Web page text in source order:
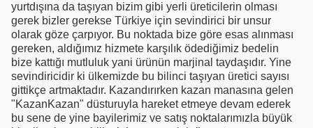
yurtdışına da taşıyan bizim gibi yerli üreticilerin olması
gerek bizler gerekse Türkiye için sevindirici bir unsur
olarak göze çarpıyor. Bu noktada bize göre esas alınması
gereken, aldığımız hizmete karşılık ödediğimiz bedelin
bize kattığı mutluluk yani ürünün marjinal taydaşıdır. Yine
sevindiricidir ki ülkemizde bu bilinci taşıyan üretici sayısı
gittikçe artmaktadır. Kazandırırken kazan manasına gelen
"KazanKazan" düsturuyla hareket etmeye devam ederek
bu sene de yine bayilerimiz ve satış noktalarımızla büyük